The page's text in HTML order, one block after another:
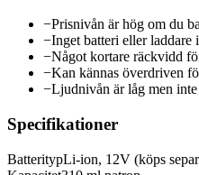
−Prisnivån är hög om du
−Inget batteri eller laddare
−Något kortare räckvidd
−Kan kännas överdriven
−Ljudnivån är låg men
Specifikationer
BatteritypLi-ion, 12V (köps